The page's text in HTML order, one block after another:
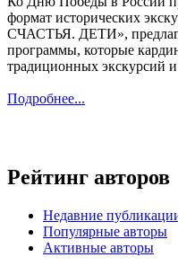
формат исторических
СЧАСТЬЯ. ДЕТИ»,
программы, которые
традиционных экскурсий и
Подробнее...
Рейтинг авторов
Недавние
Популярные авторы
Активные авторы